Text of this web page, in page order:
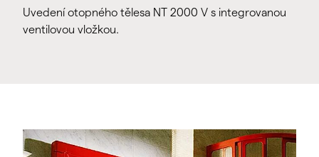
Uvedení otopného tělesa NT 2000 V s integrovanou
ventilovou vložkou.